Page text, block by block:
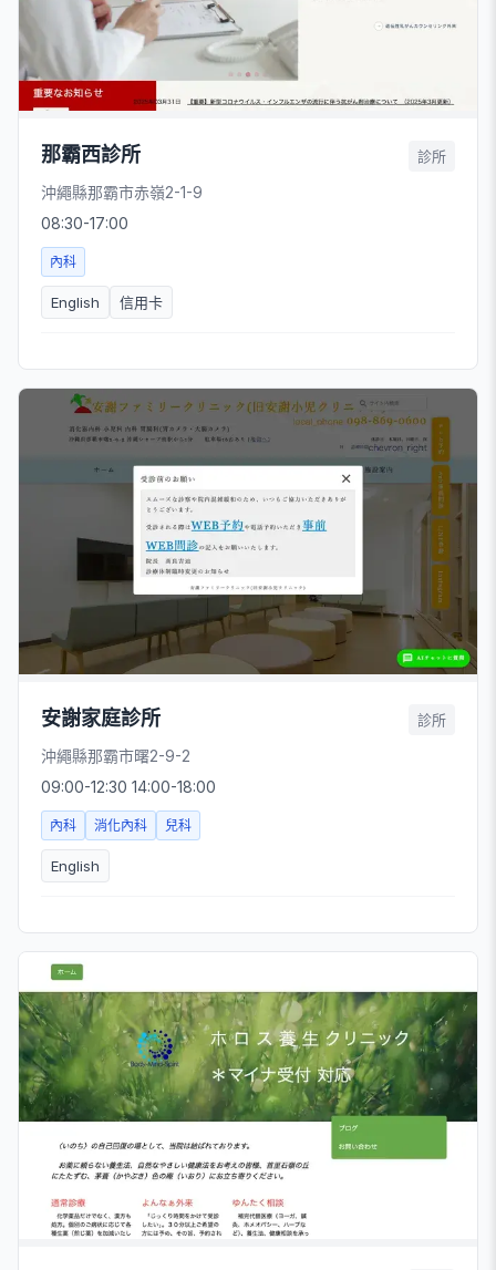
那霸西診所 診所
沖繩縣那霸市赤嶺2-1-9
08:30-17:00
內科
English 信用卡
安謝家庭診所 診所
沖繩縣那霸市曙2-9-2
09:00-12:30 14:00-18:00
內科 消化內科 兒科
English